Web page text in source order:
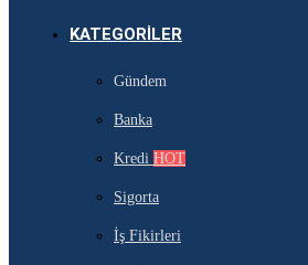
KATEGORILER
Gündem
Banka
Kredi HOT
Sigorta
İş Fikirleri